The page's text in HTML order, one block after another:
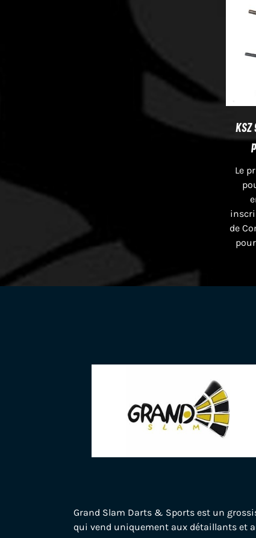
KSZ
Le
de
Grand Slam Darts & Sports est un
qui vend uniquement aux détaillants et